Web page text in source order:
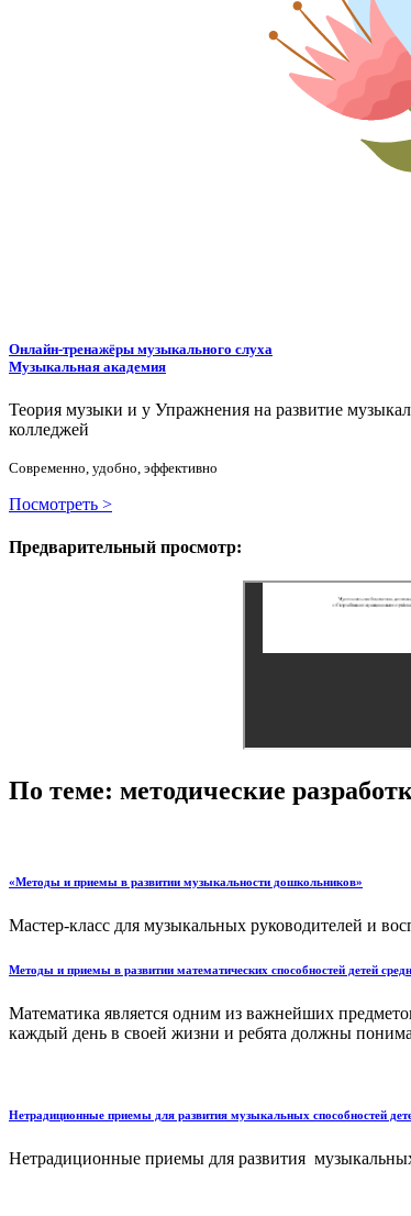
Онлайн-тренажёры музыкального слуха
Музыкальная академия
Теория музыки и у Упражнения на развитие
колледжей
Современно, удобно, эффективно
Посмотреть >
Предварительный просмотр:
По теме: методические
«Методы и приемы в развитии музыкальности дошкольников»
Мастер-класс для музыкальных руководителей и
Методы и приемы в развитии математических способностей детей
Математика является одним из важнейших
каждый день в своей жизни и ребята должны
Нетрадиционные приемы для развития музыкальных способностей
Нетрадиционные приемы для развития